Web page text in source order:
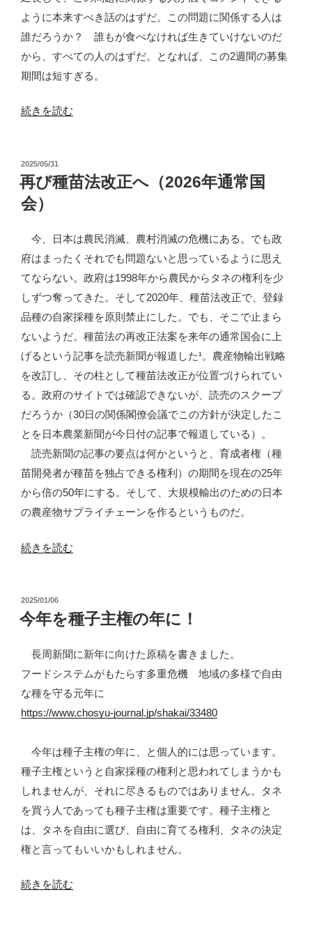
ように本来すべき話のはずだ。この問題に関係する人は
誰だろうか？ 誰もが食べなければ生きていけないのだ
から、すべての人のはずだ。となれば、この2週間の募集
期間は短すぎる。
“種
改
正
を
ら
し
す
る
パ
ブ
リ
ッ
ク
コ
ン
ト、
本
の
続きを読む
投
稿
日:
2025/05/31
再び種苗法改正へ（2026年通常国
会）
今、日本は農民消滅、農村消滅の危機にある。でも政
府はまったくそれでも問題ないと思っているように思え
てならない。政府は1998年から農民からタネの権利を少
しずつ奪ってきた。そして2020年、種苗法改正で、登録
品種の自家採種を原則禁止にした。でも、そこで止まら
ないようだ。種苗法の再改正法案を来年の通常国会に上
げるという記事を読売新聞が報道した¹。農産物輸出戦略
を改訂し、その柱として種苗法改正が位置づけられてい
る。政府のサイトでは確認できないが、読売のスクープ
だろうか（30日の関係閣僚会議でこの方針が決定したこ
とを日本農業新聞が今日付の記事で報道している）。
読売新聞の記事の要点は何かというと、育成者権（種
苗開発者が種苗を独占できる権利）の期間を現在の25年
から倍の50年にする。そして、大規模輸出のための日本
の農産物サプライチェーンを作るというものだ。
“再
苗
法
（2026
年
の
続きを読む
投
稿
日:
2025/01/06
今年を種子主権の年に！
長周新聞に新年に向けた原稿を書きました。
フードシステムがもたらす多重危機 地域の多様で自由
な種を守る元年に
https://www.chosyu-journal.jp/shakai/33480
今年は種子主権の年に、と個人的には思っています。
種子主権というと自家採種の権利と思われてしまうかも
しれませんが、それに尽きるものではありません。タネ
を買う人であっても種子主権は重要です。種子主権と
は、タネを自由に選び、自由に育てる権利、タネの決定
権と言ってもいいかもしれません。
“今
続きを読む